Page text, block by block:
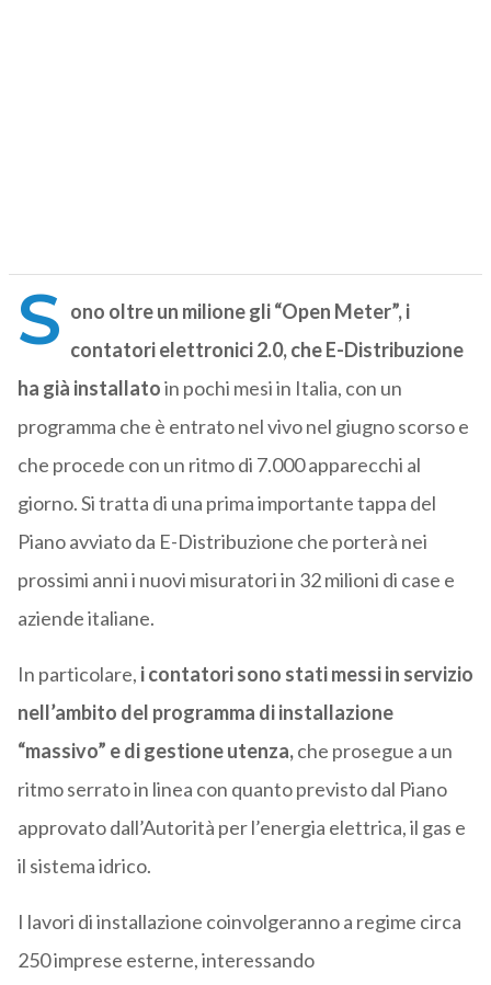
S ono oltre un milione gli “Open Meter”, i
contatori elettronici 2.0, che E-Distribuzione
ha già installatoin pochi mesi in Italia, con un
programma che è entrato nel vivo nel giugno scorso e
che procede con un ritmo di 7.000 apparecchi al
giorno. Si tratta di una prima importante tappa del
Piano avviato da E-Distribuzione che porterà nei
prossimi anni i nuovi misuratori in 32 milioni di case e
aziende italiane.
In particolare, i contatori sono stati messi in servizio
nell’ambito del programma di installazione
“massivo” e di gestione utenza,che prosegue a un
ritmo serrato in linea con quanto previsto dal Piano
approvato dall’Autorità per l’energia elettrica, il gas e
il sistema idrico.
I lavori di installazione coinvolgeranno a regime circa
250 imprese esterne, interessando